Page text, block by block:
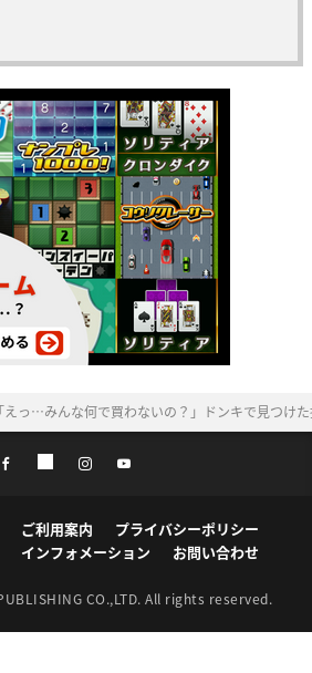
「えっ…みんな何で買わないの？」ドンキで見つけ
ご利用案内
プライバシーポリシー
インフォメーション お問い合わせ
CO.,LTD. All rights reserved.